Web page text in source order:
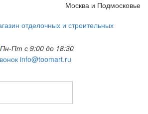
Москва и Подмосковье
Пн-Пт с 9:00 до 18:30
info@toomart.ru